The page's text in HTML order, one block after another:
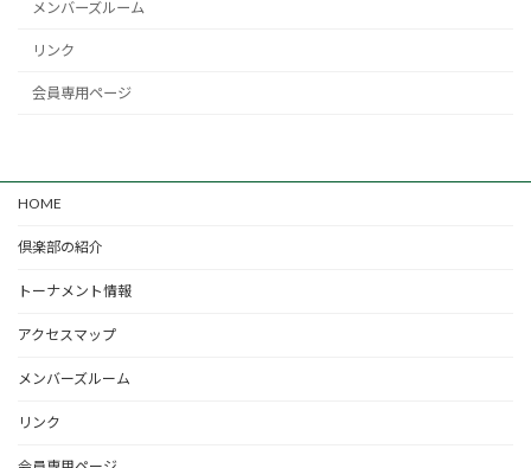
メンバーズルーム
リンク
会員専用ページ
HOME
倶楽部の紹介
トーナメント情報
アクセスマップ
メンバーズルーム
リンク